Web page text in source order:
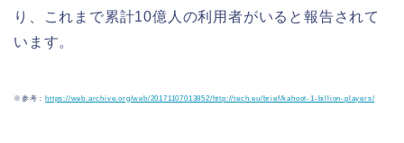
り、これまで累計10億人の利用者がいると報告されて
います。
※参考： https://web.archive.org/web/20171107013852/http://tech.eu/brief/kahoot-1-billion-players/